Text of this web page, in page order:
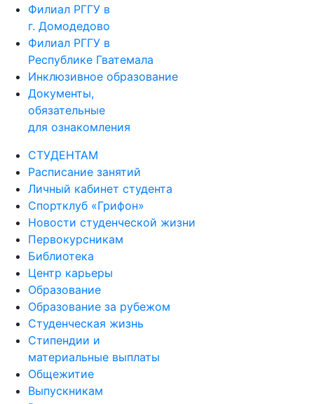
Филиал РГГУ в
г. Домодедово
Филиал РГГУ в
Республике Гватемала
Инклюзивное образование
Документы,
обязательные
для ознакомления
СТУДЕНТАМ
Расписание занятий
Личный кабинет студента
Спортклуб «Грифон»
Новости студенческой жизни
Первокурсникам
Библиотека
Центр карьеры
Образование
Образование за рубежом
Студенческая жизнь
Стипендии и
материальные выплаты
Общежитие
Выпускникам